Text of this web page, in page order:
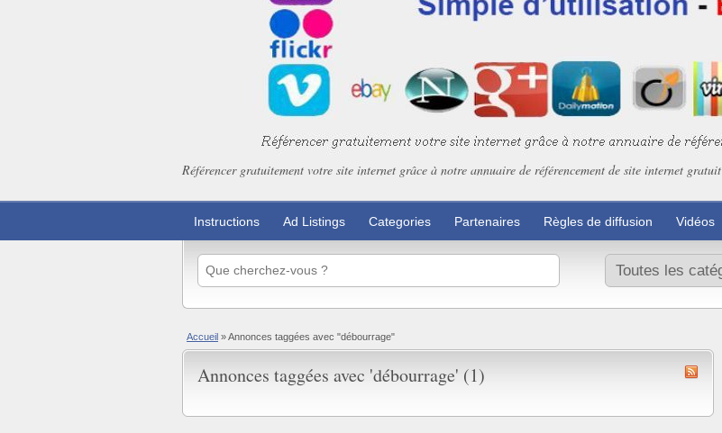
Référencer gratuitement votre site internet grâce à notre annuaire de référencement de site internet gratuit
Instructions Ad Listings Categories Partenaires Règles de diffusion Vidéos
Accueil »Annonces taggées avec "débourrage"
Annonces taggées avec 'débourrage' (1)